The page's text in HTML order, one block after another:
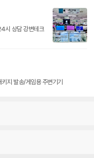
시 상담 강변테크
지 발송/게임용 주변기기